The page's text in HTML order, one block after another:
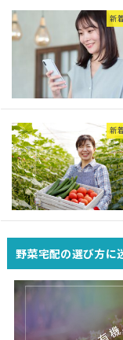
新
新
野菜宅配の選び方に